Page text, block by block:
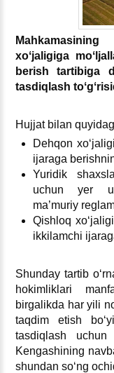
хoʻjaligiga
berish tartibiga
tasdiqlash
Hujjat bilan
Dehqon
ijaraga
Yuridik
uchun yer
ma’muriy
Qishloq
ikkilamchi
Shunday tartib
hokimliklari
birgalikda har yili
taqdim etish
tasdiqlash
Kengashining
shundan soʻng